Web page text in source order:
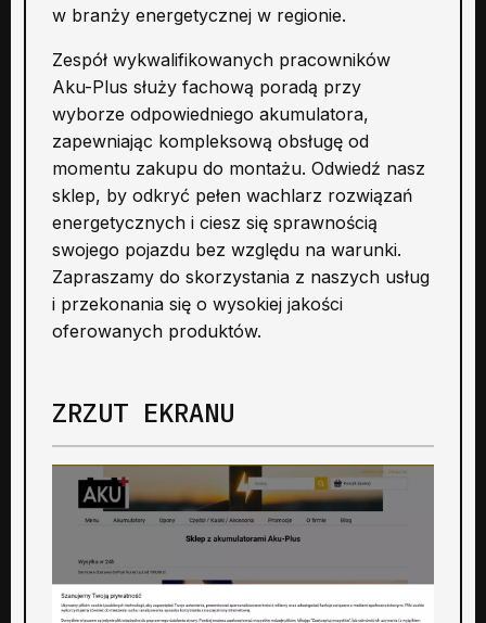
w branży energetycznej w regionie.
Zespół wykwalifikowanych pracowników
Aku-Plus służy fachową poradą przy
wyborze odpowiedniego akumulatora,
zapewniając kompleksową obsługę od
momentu zakupu do montażu. Odwiedź nasz
sklep, by odkryć pełen wachlarz rozwiązań
energetycznych i ciesz się sprawnością
swojego pojazdu bez względu na warunki.
Zapraszamy do skorzystania z naszych usług
i przekonania się o wysokiej jakości
oferowanych produktów.
ZRZUT EKRANU